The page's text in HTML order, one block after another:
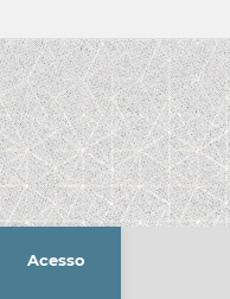
Acesso